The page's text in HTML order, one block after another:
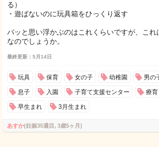
る）
・遊ばないのに玩具箱をひっくり返す
パッと思い浮かぶのはこれくらいですが、これ
なのでしょうか。
最終更新：5月14日
玩具 保育 女の子 幼稚園 男の
息子 入園 子育て支援センター 療育
早生まれ 3月生まれ
あすか(妊娠35週目, 3歳5ヶ月)